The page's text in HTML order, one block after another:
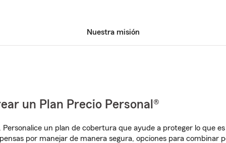
Nuestra misión
un Plan Precio Personal®
un plan de cobertura que ayude a proteger lo que
por manejar de manera segura, opciones para combinar